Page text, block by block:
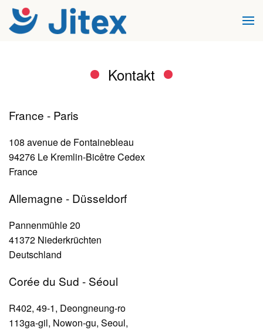
Zum Hauptinhalt springen
Kontakt
France - Paris
108 avenue de Fontainebleau
94276 Le Kremlin-Bicêtre Cedex
France
Allemagne - Düsseldorf
Pannenmühle 20
41372 Niederkrüchten
Deutschland
Corée du Sud - Séoul
R402, 49-1, Deongneung-ro
113ga-gil, Nowon-gu, Seoul,
Cookie-Einstellungen